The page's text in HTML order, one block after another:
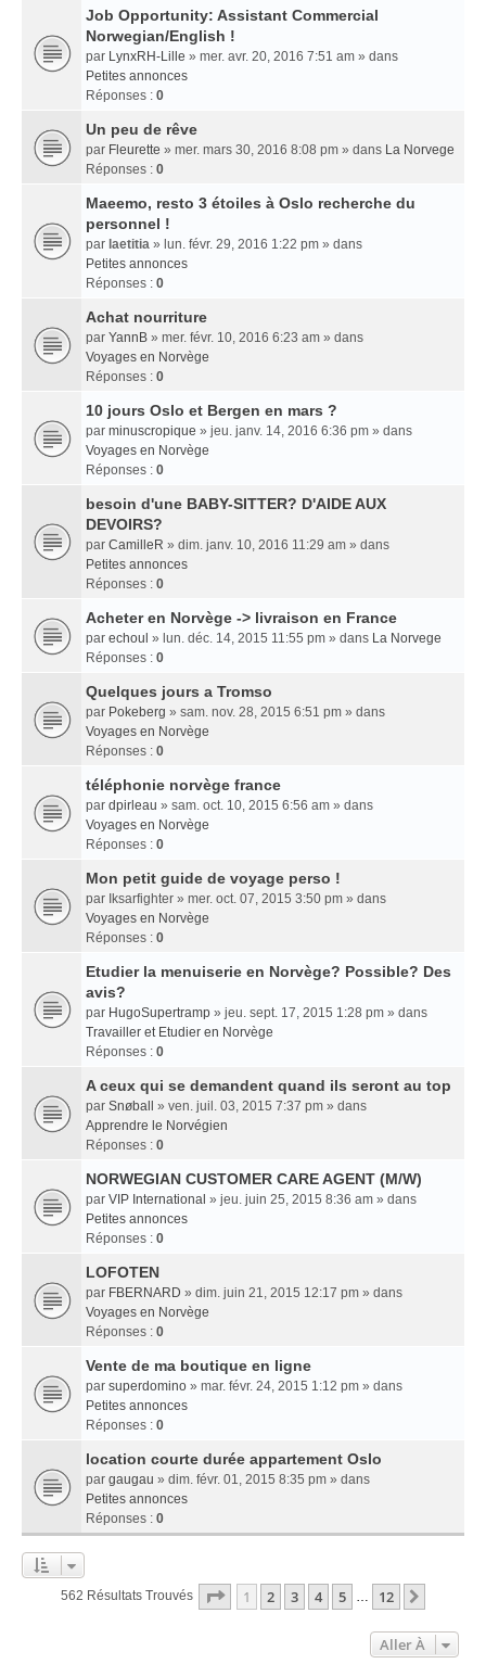
Job Opportunity: Assistant Commercial
Norwegian/English !
par LynxRH-Lille » mer. avr. 20, 2016 7:51 am » dans
Petites annonces
Réponses : 0
Un peu de rêve
par Fleurette » mer. mars 30, 2016 8:08 pm » dans La Norvege
Réponses : 0
Maeemo, resto 3 étoiles à Oslo recherche du
personnel !
par laetitia » lun. févr. 29, 2016 1:22 pm » dans
Petites annonces
Réponses : 0
Achat nourriture
par YannB » mer. févr. 10, 2016 6:23 am » dans
Voyages en Norvège
Réponses : 0
10 jours Oslo et Bergen en mars ?
par minuscropique » jeu. janv. 14, 2016 6:36 pm » dans
Voyages en Norvège
Réponses : 0
besoin d'une BABY-SITTER? D'AIDE AUX
DEVOIRS?
par CamilleR » dim. janv. 10, 2016 11:29 am » dans
Petites annonces
Réponses : 0
Acheter en Norvège -> livraison en France
par echoul » lun. déc. 14, 2015 11:55 pm » dans La Norvege
Réponses : 0
Quelques jours a Tromso
par Pokeberg » sam. nov. 28, 2015 6:51 pm » dans
Voyages en Norvège
Réponses : 0
téléphonie norvège france
par dpirleau » sam. oct. 10, 2015 6:56 am » dans
Voyages en Norvège
Réponses : 0
Mon petit guide de voyage perso !
par Iksarfighter » mer. oct. 07, 2015 3:50 pm » dans
Voyages en Norvège
Réponses : 0
Etudier la menuiserie en Norvège? Possible? Des
avis?
par HugoSupertramp » jeu. sept. 17, 2015 1:28 pm » dans
Travailler et Etudier en Norvège
Réponses : 0
A ceux qui se demandent quand ils seront au top
par Snøball
» ven. juil. 03, 2015 7:37 pm » dans
Apprendre le Norvégien
Réponses : 0
NORWEGIAN CUSTOMER CARE AGENT (M/W)
par VIP International » jeu. juin 25, 2015 8:36 am » dans
Petites annonces
Réponses : 0
LOFOTEN
par FBERNARD » dim. juin 21, 2015 12:17 pm » dans
Voyages en Norvège
Réponses : 0
Vente de ma boutique en ligne
par superdomino » mar. févr. 24, 2015 1:12 pm » dans
Petites annonces
Réponses : 0
location courte durée appartement Oslo
par gaugau » dim. févr. 01, 2015 8:35 pm » dans
Petites annonces
Réponses : 0
562 Résultats Trouvés Page 1Sur
1 2 3 4 5 … 12
Aller À